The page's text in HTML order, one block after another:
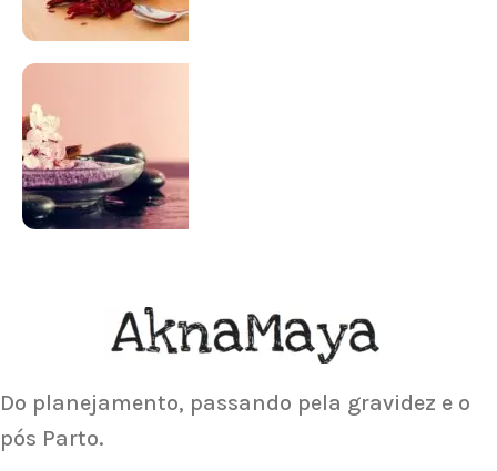
Para antes e depois de engravidar
Saiba Mais
Acupuntura focada para Fertilidade e
Gravidez
Saiba Mais
Do planejamento, passando pela gravidez e o
pós Parto.